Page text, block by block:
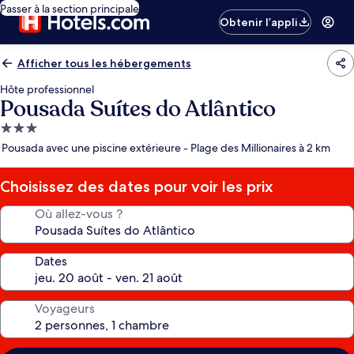
Passer à la section principale
Obtenir l’appli
Afficher tous les hébergements
Hôte professionnel
Pousada Suítes do Atlântico
Hébergement
3.0 étoiles
Pousada avec une piscine extérieure - Plage des Millionaires à 2 km
Choisissez des dates pour voir les prix
Où allez-vous ?
Dates
Voyageurs